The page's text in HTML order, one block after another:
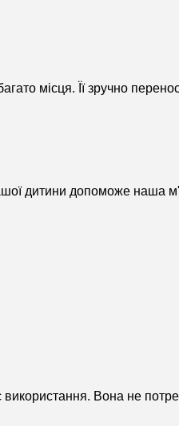
місця. Її зручно
дитини допоможе наша
використання. Вона не